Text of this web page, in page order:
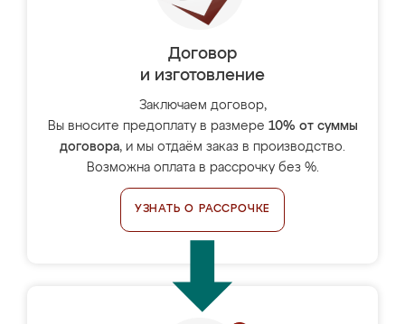
Договор
и изготовление
Заключаем договор,
Вы вносите предоплату в размере 10% от суммы
договора, и мы отдаём заказ в производство.
Возможна оплата в рассрочку без %.
УЗНАТЬ О РАССРОЧКЕ